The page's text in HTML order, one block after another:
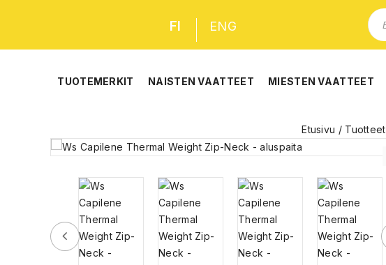
FI ENG
TUOTEMERKIT NAISTEN VAATTEET MIESTEN VAATTEET
Etusivu / Tuotteet